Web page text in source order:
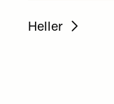
Heller